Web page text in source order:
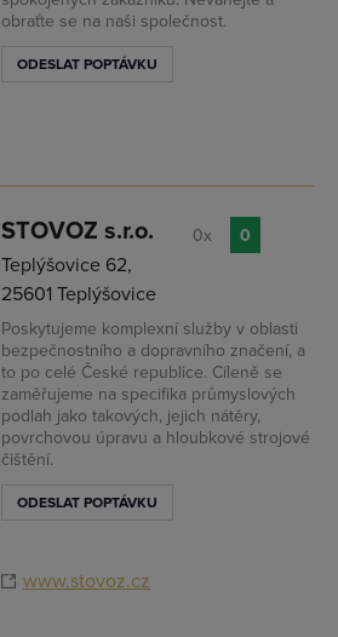
obraťte se na naši společnost.
ODESLAT POPTÁVKU
STOVOZ s.r.o.
Teplýšovice 62,
25601 Teplýšovice
Poskytujeme komplexní služby v oblasti
bezpečnostního a dopravního značení, a
to po celé České republice. Cíleně se
zaměřujeme na specifika průmyslových
podlah jako takových, jejich nátěry,
povrchovou úpravu a hloubkové strojové
čištění.
ODESLAT POPTÁVKU
www.stovoz.cz
0x 0